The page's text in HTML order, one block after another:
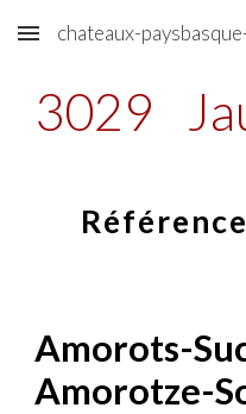
Skip to main content
chateaux-
3029
Amorots-
Amorotze-